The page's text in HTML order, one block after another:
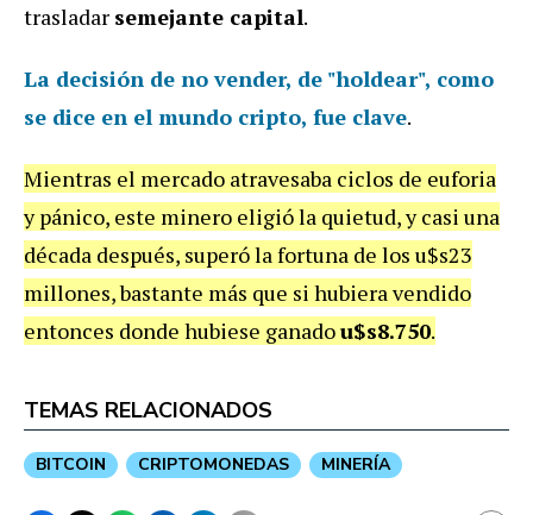
trasladar semejante capital.
La decisión de no vender, de "holdear", como
se dice en el mundo cripto, fue clave.
Mientras el mercado atravesaba ciclos de euforia
y pánico, este minero eligió la quietud, y casi una
década después, superó la fortuna de los u$s23
millones, bastante más que si hubiera vendido
entonces donde hubiese ganadou$s8.750.
TEMAS RELACIONADOS
BITCOIN CRIPTOMONEDAS MINERÍA